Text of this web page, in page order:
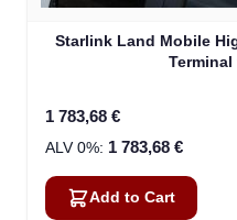
Starlink Land Mobile
1 783,68 €
1 783,68 €
Add to Cart